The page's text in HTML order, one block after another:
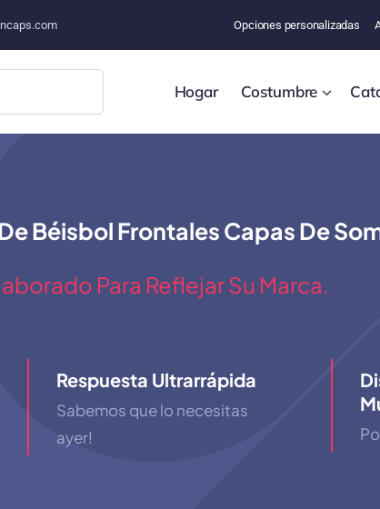
Opciones personalizadas
Hogar Costumbre
Béisbol Frontales Capas De
Para Reflejar Su Marca.
Respuesta Ultrarrápida
Sabemos que lo necesitas
ayer!